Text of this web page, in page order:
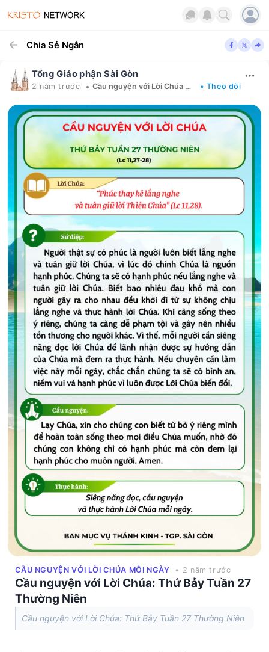
Chia Sẻ Ngắn
Tổng Giáo phận Sài Gòn
2 năm trước • Cầu nguyện với Lời Chúa mỗi ngày • Theo dõi
CẦU NGUYỆN VỚI LỜI CHÚA MỖI NGÀY • 2 năm trước
Cầu nguyện với Lời Chúa: Thứ Bảy Tuần 27
Thường Niên
Cầu nguyện với Lời Chúa: Thứ Bảy Tuần 27 Thường Niên